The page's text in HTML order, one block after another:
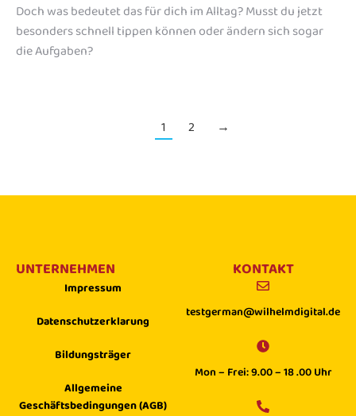
Doch was bedeutet das für dich im Alltag? Musst du jetzt
besonders schnell tippen können oder ändern sich sogar
die Aufgaben?
1 2 →
UNTERNEHMEN
Impressum
Datenschutzerklarung
Bildungsträger
Allgemeine
Geschäftsbedingungen (AGB)
KONTAKT
testgerman@wilhelmdigital.de
Mon – Frei: 9.00 – 18 .00 Uhr